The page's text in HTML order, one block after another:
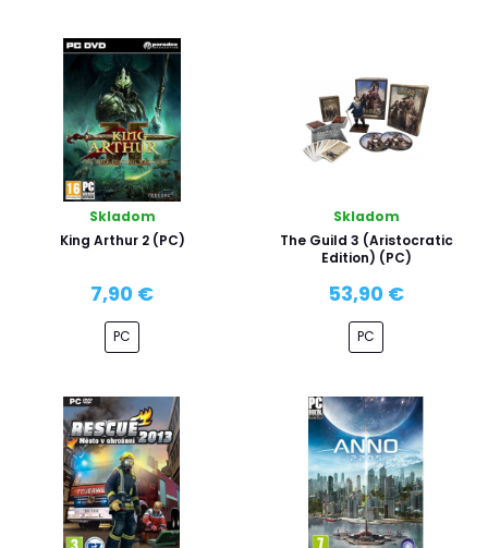
Skladom
King Arthur 2 (PC)
7,90 €
PC
Skladom
The Guild 3 (Aristocratic
Edition) (PC)
53,90 €
PC